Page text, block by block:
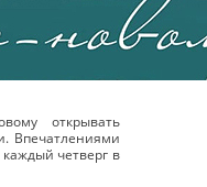
открывать
Впечатлениями
четверг в